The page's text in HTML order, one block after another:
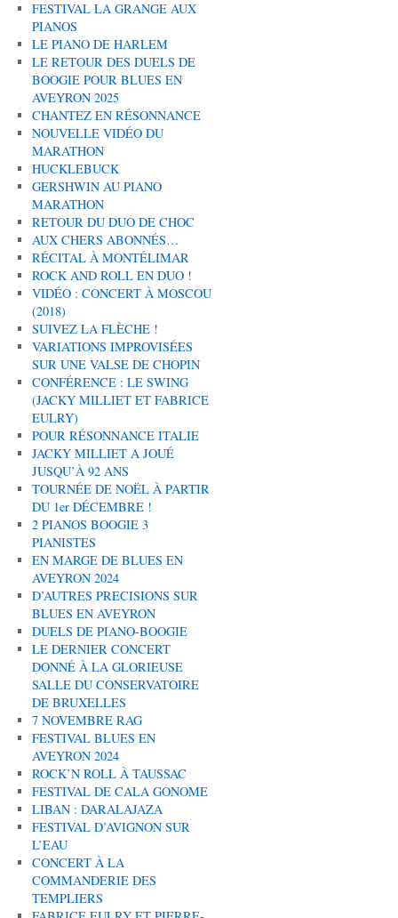
FESTIVAL LA GRANGE AUX
PIANOS
LE PIANO DE HARLEM
LE RETOUR DES DUELS DE
BOOGIE POUR BLUES EN
AVEYRON 2025
CHANTEZ EN RÉSONNANCE
NOUVELLE VIDÉO DU
MARATHON
HUCKLEBUCK
GERSHWIN AU PIANO
MARATHON
RETOUR DU DUO DE CHOC
AUX CHERS ABONNÉS…
RÉCITAL À MONTÉLIMAR
ROCK AND ROLL EN DUO !
VIDÉO : CONCERT À MOSCOU
(2018)
SUIVEZ LA FLÈCHE !
VARIATIONS IMPROVISÉES
SUR UNE VALSE DE CHOPIN
CONFÉRENCE : LE SWING
(JACKY MILLIET ET FABRICE
EULRY)
POUR RÉSONNANCE ITALIE
JACKY MILLIET A JOUÉ
JUSQU’À 92 ANS
TOURNÉE DE NOËL À PARTIR
DU 1er DÉCEMBRE !
2 PIANOS BOOGIE 3
PIANISTES
EN MARGE DE BLUES EN
AVEYRON 2024
D’AUTRES PRECISIONS SUR
BLUES EN AVEYRON
DUELS DE PIANO-BOOGIE
LE DERNIER CONCERT
DONNÉ À LA GLORIEUSE
SALLE DU CONSERVATOIRE
DE BRUXELLES
7 NOVEMBRE RAG
FESTIVAL BLUES EN
AVEYRON 2024
ROCK’N ROLL À TAUSSAC
FESTIVAL DE CALA GONOME
LIBAN : DARALAJAZA
FESTIVAL D’AVIGNON SUR
L’EAU
CONCERT À LA
COMMANDERIE DES
TEMPLIERS